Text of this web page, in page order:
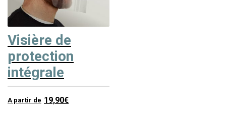
Visière de
protection
intégrale
A partir de 19,90€